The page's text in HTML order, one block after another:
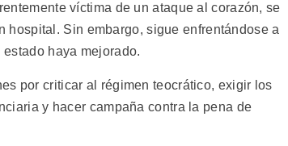
víctima de un ataque al corazón, se
hospital. Sin embargo, sigue enfrentándose a
haya mejorado.
por criticar al régimen teocrático, exigir los
y hacer campaña contra la pena de